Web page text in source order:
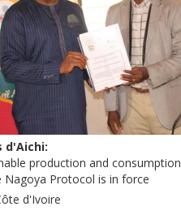
d'Aichi
production and consumption
Nagoya Protocol is in force
d'Ivoire